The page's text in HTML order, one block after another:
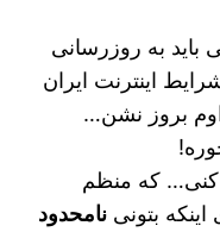
به روزرسانی
اینترنت ایران
بروز نشن…
که منظم
بتونینامحدود